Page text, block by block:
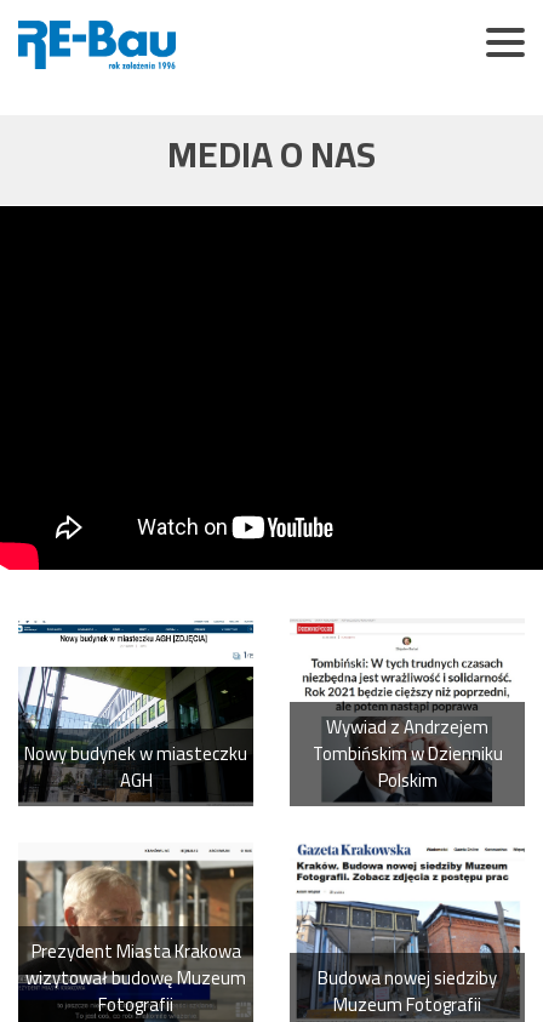
MEDIA O NAS
Nowy budynek w miasteczku
AGH
Wywiad z Andrzejem
Tombińskim w Dzienniku
Polskim
Prezydent Miasta Krakowa
wizytował budowę Muzeum
Fotografii
Budowa nowej siedziby
Muzeum Fotografii